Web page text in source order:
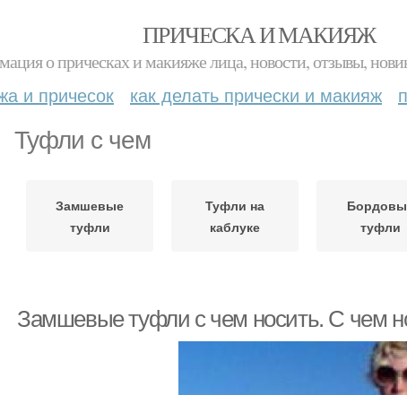
ПРИЧЕСКА И МАКИЯЖ
о прическах и макияже лица, новости, отзывы,
и причесок как делать прически и макияж
Туфли с чем
Замшевые
туфли
Туфли на
каблуке
туфли
Замшевые туфли с чем носить. С чем